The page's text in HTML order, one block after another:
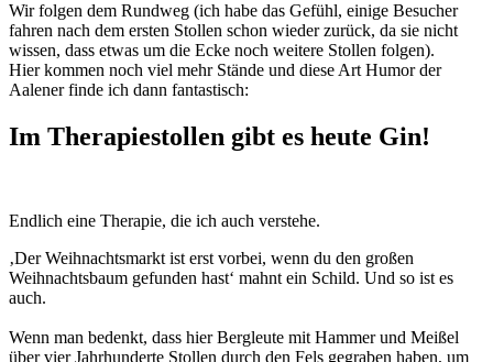
Wir folgen dem Rundweg (ich habe das Gefühl, einige Besucher
fahren nach dem ersten Stollen schon wieder zurück, da sie nicht
wissen, dass etwas um die Ecke noch weitere Stollen folgen).
Hier kommen noch viel mehr Stände und diese Art Humor der
Aalener finde ich dann fantastisch:
Im Therapiestollen gibt es heute Gin!
Endlich eine Therapie, die ich auch verstehe.
‚Der Weihnachtsmarkt ist erst vorbei, wenn du den großen
Weihnachtsbaum gefunden hast‘ mahnt ein Schild. Und so ist es
auch.
Wenn man bedenkt, dass hier Bergleute mit Hammer und Meißel
über vier Jahrhunderte Stollen durch den Fels gegraben haben, um